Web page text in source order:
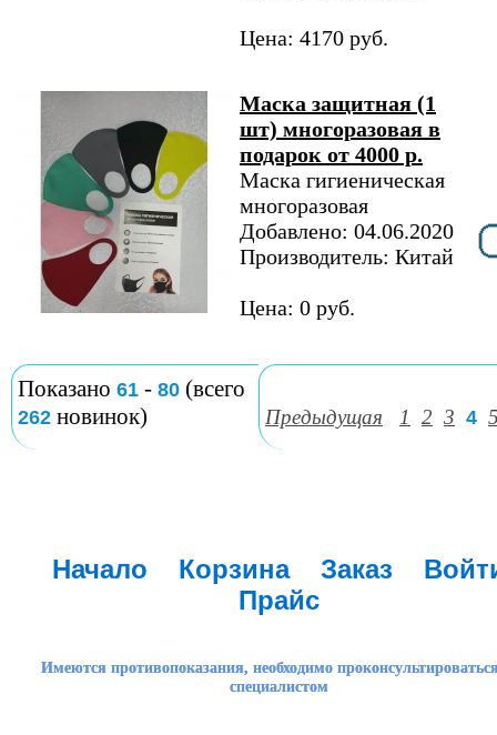
Цена: 4170 руб.
Маска защитная (1
шт) многоразовая в
подарок от 4000 р.
Маска гигиеническая
многоразовая
Добавлено: 04.06.2020
Производитель: Китай
Цена: 0 руб.
Показано 61 - 80 (всего
262 новинок) Предыдущая 1 2 3 4
Начало Корзина Заказ
Прайс
Имеются противопоказания, необходимо
специалистом